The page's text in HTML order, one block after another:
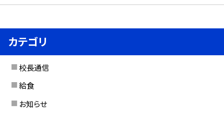
カテゴリ
校長通信
給食
お知らせ